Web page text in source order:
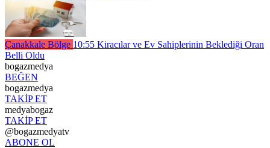
Çanakkale Bölge 10:55 Kiracılar ve Ev Sahiplerinin Beklediği Oran
Belli Oldu
bogazmedya
BEĞEN
bogazmedya
TAKİP ET
medyabogaz
TAKİP ET
@bogazmedyatv
ABONE OL